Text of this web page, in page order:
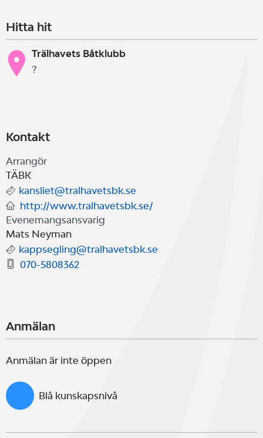
Hitta hit
Trälhavets Båtklubb
?
Kontakt
Arrangör
TÄBK
kansliet@tralhavetsbk.se
http://www.tralhavetsbk.se/
Evenemangsansvarig
Mats Neyman
kappsegling@tralhavetsbk.se
070-5808362
Anmälan
Anmälan är inte öppen
Blå kunskapsnivå